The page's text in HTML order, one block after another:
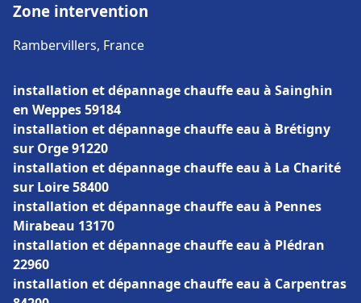
Zone intervention
Rambervillers, France
installation et dépannage chauffe eau à Sainghin
en Weppes 59184
installation et dépannage chauffe eau à Brétigny
sur Orge 91220
installation et dépannage chauffe eau à La Charité
sur Loire 58400
installation et dépannage chauffe eau à Pennes
Mirabeau 13170
installation et dépannage chauffe eau à Plédran
22960
installation et dépannage chauffe eau à Carpentras